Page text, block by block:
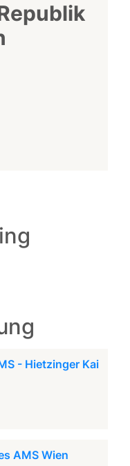
- Hietzinger Kai
AMS Wien